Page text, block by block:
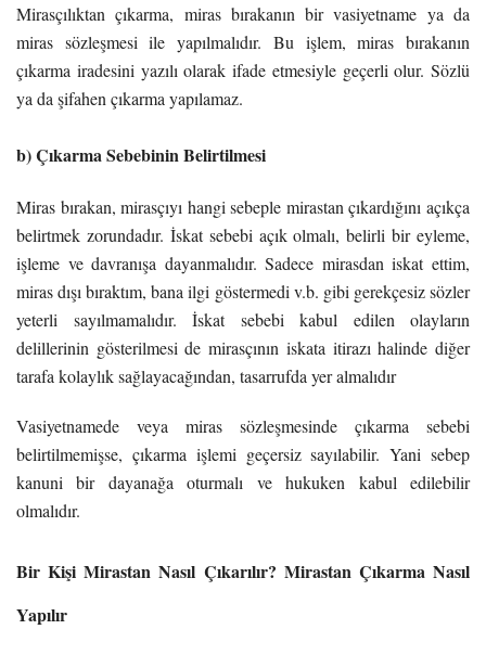
Mirasçılıktan çıkarma, miras bırakanın bir vasiyetname ya da
miras sözleşmesi ile yapılmalıdır. Bu işlem, miras bırakanın
çıkarma iradesini yazılı olarak ifade etmesiyle geçerli olur. Sözlü
ya da şifahen çıkarma yapılamaz.
b) Çıkarma Sebebinin Belirtilmesi
Miras bırakan, mirasçıyı hangi sebeple mirastan çıkardığını açıkça
belirtmek zorundadır. İskat sebebi açık olmalı, belirli bir eyleme,
işleme ve davranışa dayanmalıdır. Sadece mirasdan iskat ettim,
miras dışı bıraktım, bana ilgi göstermedi v.b. gibi gerekçesiz sözler
yeterli sayılmamalıdır. İskat sebebi kabul edilen olayların
delillerinin gösterilmesi de mirasçının iskata itirazı halinde diğer
tarafa kolaylık sağlayacağından, tasarrufda yer almalıdır
Vasiyetnamede veya miras sözleşmesinde çıkarma sebebi
belirtilmemişse, çıkarma işlemi geçersiz sayılabilir. Yani sebep
kanuni bir dayanağa oturmalı ve hukuken kabul edilebilir
olmalıdır.
Bir Kişi Mirastan Nasıl Çıkarılır? Mirastan Çıkarma Nasıl
Yapılır